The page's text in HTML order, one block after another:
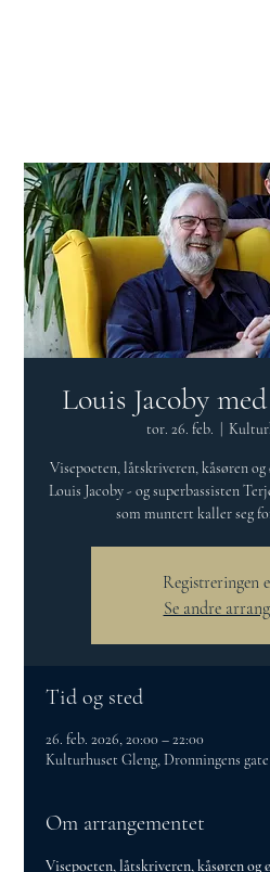
Louis Jacoby
tor. 26. feb.
Visepoeten, låtskriveren, kåsøren
Louis Jacoby - og superbassisten
som muntert kaller seg
Registreringen
Se andre
Tid og sted
26. feb. 2026, 20:00 – 22:00
Kulturhuset Gleng, Dronningens gate
Om arrangementet
Visepoeten, låtskriveren, kåsøren og